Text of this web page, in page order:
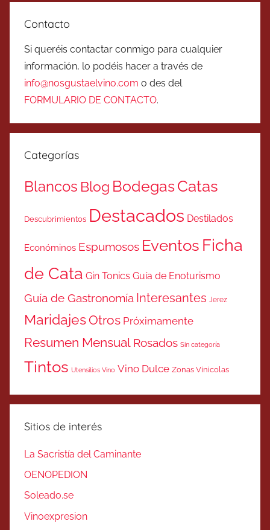
Contacto
Si queréis contactar conmigo para cualquier
información, lo podéis hacer a través de
info@nosgustaelvino.com o des del
FORMULARIO DE CONTACTO.
Categorías
Blancos Blog BodegasCatas
Descubrimientos Destacados Destilados
Económinos Espumosos Eventos Ficha
de Cata Gin Tonics Guía de Enoturismo
Guía de Gastronomía Interesantes Jerez
MaridajesOtros Próximamente
Resumen Mensual Rosados Sin categoría
Tintos Utensilios Vino Vino Dulce Zonas Vinicolas
Sitios de interés
La Sacristía del Caminante
OENOPEDION
Soleado.se
Vinoexpresion